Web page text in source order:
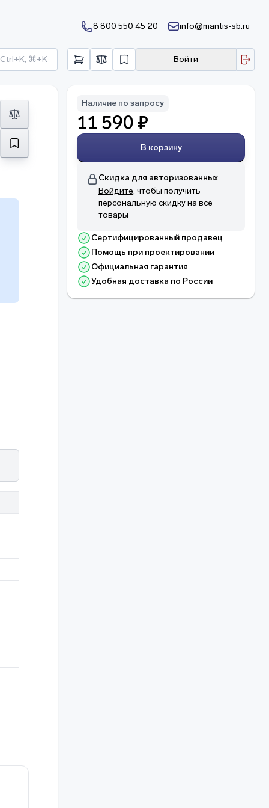
8 800 550 45 20 info@mantis-sb.ru
Ctrl+K, ⌘+K Войти
Наличие по запросу
11 590 ₽
В корзину
Скидка для авторизованных
Войдите, чтобы получить
персональную скидку на все
товары
Сертифицированный продавец
Помощь при проектировании
Официальная гарантия
Удобная доставка по России